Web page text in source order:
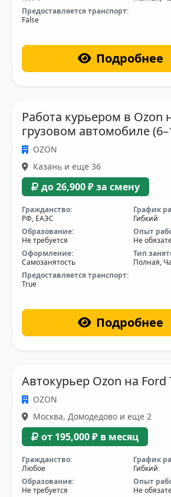
Предоставляется транспорт:
False
Подробнее
Работа курьером в Ozon
грузовом автомобиле
OZON
Казань и еще 36
до 26,900 ₽ за смену
Гражданство:
РФ, ЕАЭС
График
Гибкий
Образование:
Не требуется
Опыт
Не
Оформление:
Самозанятость
Тип
Полная,
Предоставляется транспорт:
True
Подробнее
Автокурьер Ozon на Ford
OZON
Москва, Домодедово и еще 2
от 195,000 ₽ в месяц
Гражданство:
Любое
График
Гибкий
Образование:
Не требуется
Опыт
Не